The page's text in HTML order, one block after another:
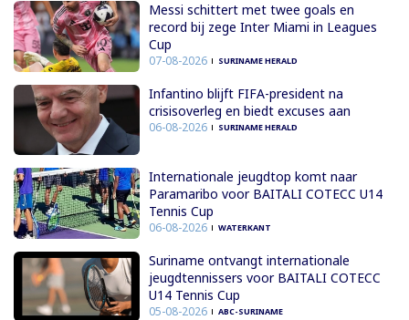
Messi schittert met twee goals en
record bij zege Inter Miami in Leagues
Cup
07-08-2026 SURINAME HERALD
Infantino blijft FIFA-president na
crisisoverleg en biedt excuses aan
06-08-2026 SURINAME HERALD
Internationale jeugdtop komt naar
Paramaribo voor BAITALI COTECC U14
Tennis Cup
06-08-2026 WATERKANT
Suriname ontvangt internationale
jeugdtennissers voor BAITALI COTECC
U14 Tennis Cup
05-08-2026 ABC-SURINAME